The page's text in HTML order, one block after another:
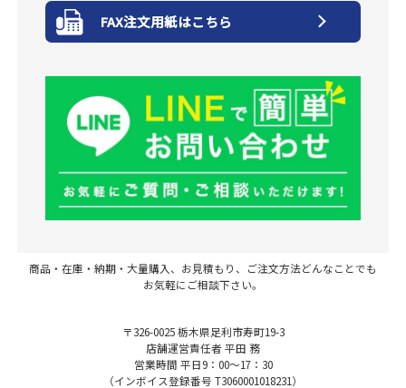
FAX注文用紙はこちら
商品・在庫・納期・大量購入、お見積もり、ご注文方法どんなことでも
お気軽にご相談下さい。
〒326-0025 栃木県足利市寿町19-3
店舗運営責任者 平田 務
営業時間 平日9：00～17：30
（インボイス登録番号 T3060001018231）